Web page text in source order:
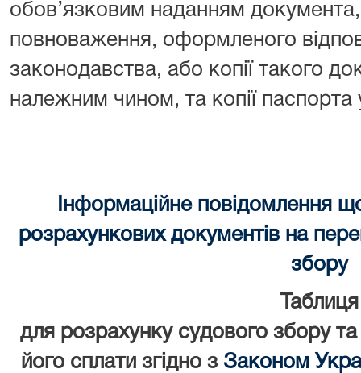
обов’язковим наданням документа,
повноваження, оформленого
законодавства, або копії такого
належним чином, та копії
Інформаційне повідомлення
розрахункових документів на
збору
Таблиця
для розрахунку судового збору
його сплати згідно з Законом